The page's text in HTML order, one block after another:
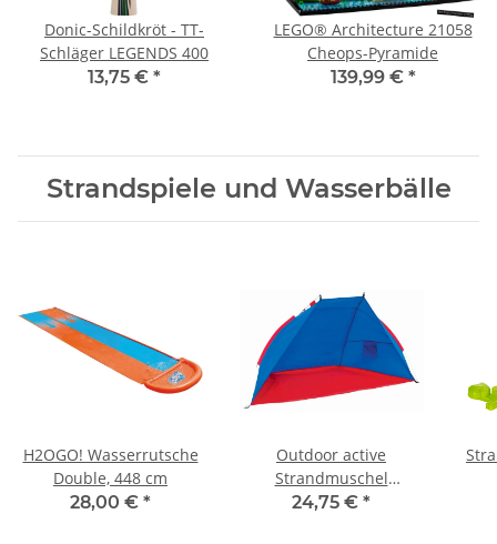
Donic-Schildkröt - TT-
Schläger LEGENDS 400
13,75 € *
LEGO® Architecture 21058
Cheops-Pyramide
139,99 € *
Strandspiele und Wasserbälle
H2OGO! Wasserrutsche
Double, 448 cm
28,00 € *
Outdoor active
Strandmuschel
220x110x110 cm,
24,75 € *